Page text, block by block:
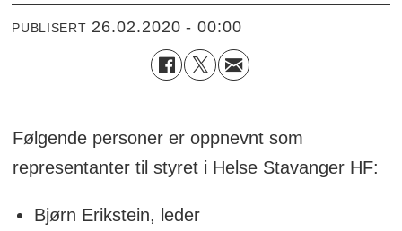
PUBLISERT 26.02.2020 - 00:00
Følgende personer er oppnevnt som
representanter til styret i Helse Stavanger HF:
Bjørn Erikstein, leder